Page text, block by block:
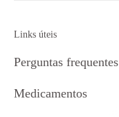
Links úteis
Perguntas frequentes
Medicamentos